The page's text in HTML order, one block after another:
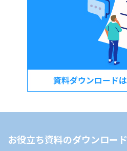
お役立ち資料のダウンロード